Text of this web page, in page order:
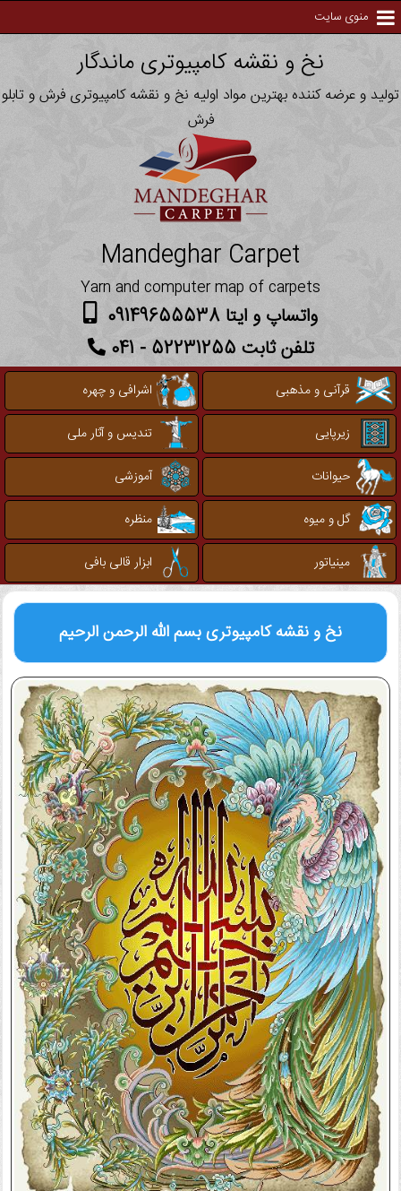
منوی سایت
نخ و نقشه کامپیوتری ماندگار
تولید و عرضه کننده بهترین مواد اولیه نخ و نقشه کامپیوتری فرش و تابلو
فرش
Mandeghar Carpet
Yarn and computer map of carpets
واتساپ و ایتا 09149655538
تلفن ثابت 52231255 - 041
قرآنی و مذهبی
اشرافی و چهره
زیرپایی
تندیس و آثار ملی
حیوانات
آموزشی
گل و میوه
منظره
مینیاتور
ابزار قالی بافی
نخ و نقشه کامپیوتریبسم الله الرحمن الرحیم